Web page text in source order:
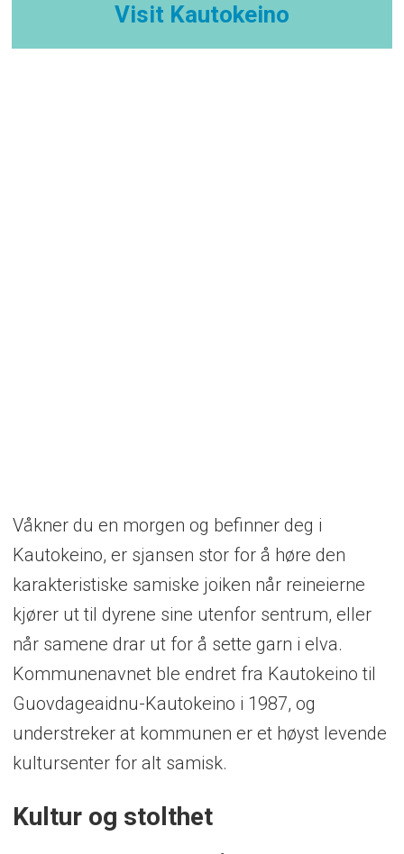
Visit Kautokeino
Våkner du en morgen og befinner deg i
Kautokeino, er sjansen stor for å høre den
karakteristiske samiske joiken når reineierne
kjører ut til dyrene sine utenfor sentrum, eller
når samene drar ut for å sette garn i elva.
Kommunenavnet ble endret fra Kautokeino til
Guovdageaidnu-Kautokeino i 1987, og
understreker at kommunen er et høyst levende
kultursenter for alt samisk.
Kultur og stolthet